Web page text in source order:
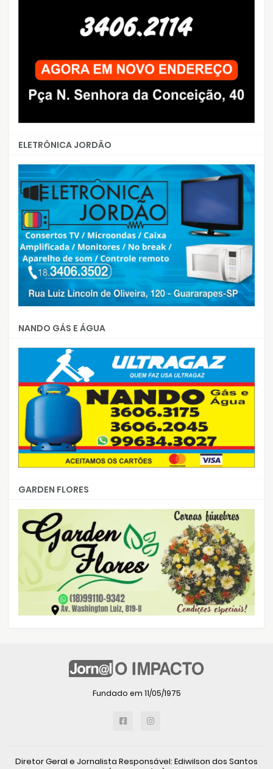
ELETRÔNICA JORDÃO
NANDO GÁS E ÁGUA
GARDEN FLORES
Fundado em 11/05/1975
Diretor Geral e Jornalista Responsável: Ediwilson dos Santos